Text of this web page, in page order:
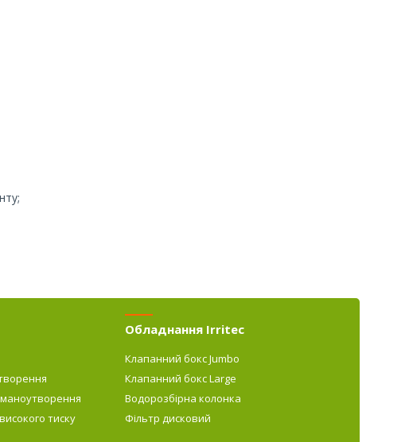
тиску
Обладнання Irritec
Клапанний бокс Jumbo
Клапанний бокс Large
Водорозбірна колонка
Фільтр дисковий